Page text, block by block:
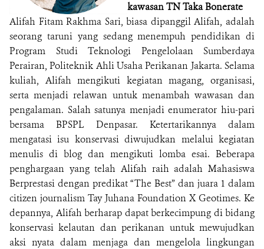
kawasan TN Taka Bonerate
Alifah Fitam Rakhma Sari, biasa dipanggil Alifah, adalah
seorang taruni yang sedang menempuh pendidikan di
Program Studi Teknologi Pengelolaan Sumberdaya
Perairan, Politeknik Ahli Usaha Perikanan Jakarta. Selama
kuliah, Alifah mengikuti kegiatan magang, organisasi,
serta menjadi relawan untuk menambah wawasan dan
pengalaman. Salah satunya menjadi enumerator hiu-pari
bersama BPSPL Denpasar. Ketertarikannya dalam
mengatasi isu konservasi diwujudkan melalui kegiatan
menulis di blog dan mengikuti lomba esai. Beberapa
penghargaan yang telah Alifah raih adalah Mahasiswa
Berprestasi dengan predikat “The Best” dan juara 1 dalam
citizen journalism Tay Juhana Foundation X Geotimes. Ke
depannya, Alifah berharap dapat berkecimpung di bidang
konservasi kelautan dan perikanan untuk mewujudkan
aksi nyata dalam menjaga dan mengelola lingkungan